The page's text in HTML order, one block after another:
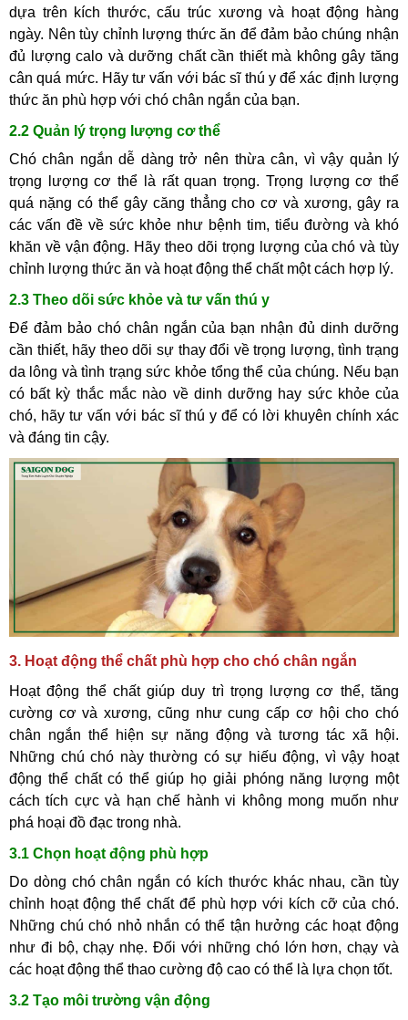
dựa trên kích thước, cấu trúc xương và hoạt động hàng
ngày. Nên tùy chỉnh lượng thức ăn để đảm bảo chúng nhận
đủ lượng calo và dưỡng chất cần thiết mà không gây tăng
cân quá mức. Hãy tư vấn với bác sĩ thú y để xác định lượng
thức ăn phù hợp với chó chân ngắn của bạn.
2.2 Quản lý trọng lượng cơ thể
Chó chân ngắn dễ dàng trở nên thừa cân, vì vậy quản lý
trọng lượng cơ thể là rất quan trọng. Trọng lượng cơ thể
quá nặng có thể gây căng thẳng cho cơ và xương, gây ra
các vấn đề về sức khỏe như bệnh tim, tiểu đường và khó
khăn về vận động. Hãy theo dõi trọng lượng của chó và tùy
chỉnh lượng thức ăn và hoạt động thể chất một cách hợp lý.
2.3 Theo dõi sức khỏe và tư vấn thú y
Để đảm bảo chó chân ngắn của bạn nhận đủ dinh dưỡng
cần thiết, hãy theo dõi sự thay đổi về trọng lượng, tình trạng
da lông và tình trạng sức khỏe tổng thể của chúng. Nếu bạn
có bất kỳ thắc mắc nào về dinh dưỡng hay sức khỏe của
chó, hãy tư vấn với bác sĩ thú y để có lời khuyên chính xác
và đáng tin cậy.
3. Hoạt động thể chất phù hợp cho chó chân ngắn
Hoạt động thể chất giúp duy trì trọng lượng cơ thể, tăng
cường cơ và xương, cũng như cung cấp cơ hội cho chó
chân ngắn thể hiện sự năng động và tương tác xã hội.
Những chú chó này thường có sự hiếu động, vì vậy hoạt
động thể chất có thể giúp họ giải phóng năng lượng một
cách tích cực và hạn chế hành vi không mong muốn như
phá hoại đồ đạc trong nhà.
3.1 Chọn hoạt động phù hợp
Do dòng chó chân ngắn có kích thước khác nhau, cần tùy
chỉnh hoạt động thể chất để phù hợp với kích cỡ của chó.
Những chú chó nhỏ nhắn có thể tận hưởng các hoạt động
như đi bộ, chạy nhẹ. Đối với những chó lớn hơn, chạy và
các hoạt động thể thao cường độ cao có thể là lựa chọn tốt.
3.2 Tạo môi trường vận động